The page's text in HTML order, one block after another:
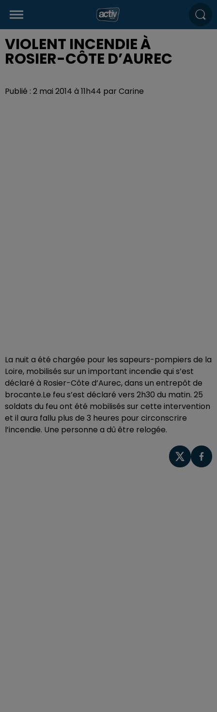
VIOLENT INCENDIE À
ROSIER-CÔTE D’AUREC
Publié : 2 mai 2014 à 11h44 par Carine
La nuit a été chargée pour les sapeurs-pompiers de la
Loire, mobilisés sur un important incendie qui s’est
déclaré à Rosier-Côte d’Aurec, dans un entrepôt de
brocante.Le feu s’est déclaré vers 2h30 du matin. 25
soldats du feu ont été mobilisés sur cette intervention
et il aura fallu plus de 3 heures pour circonscrire
l’incendie. Une personne a dû être relogée.